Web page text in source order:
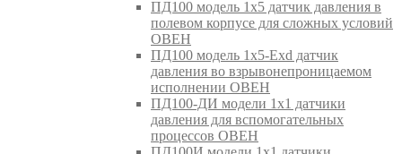
ПД100 модель 1х5 датчик давления в
полевом корпусе для сложных условий
ОВЕН
ПД100 модель 1х5-Exd датчик
давления во взрывонепроницаемом
исполнении ОВЕН
ПД100-ДИ модели 1х1 датчики
давления для вспомогательных
процессов ОВЕН